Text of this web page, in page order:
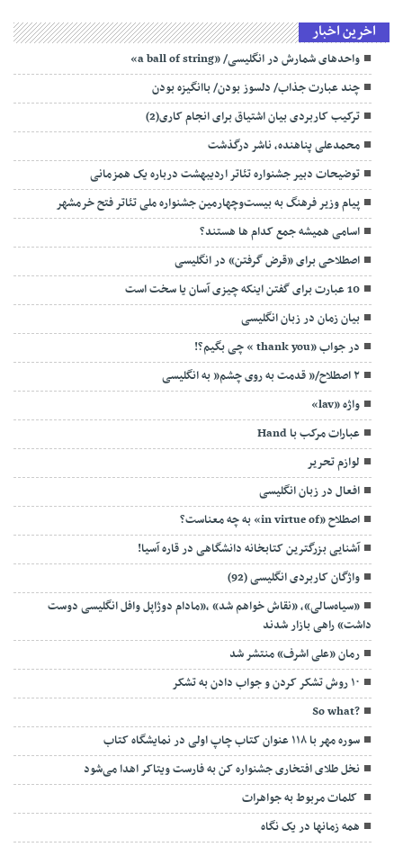
اخرین اخبار
واحدهای شمارش در انگلیسی/ «a ball of string»
چند عبارت جذاب/ دلسوز بودن/ باانگیزه بودن
ترکیب کاربردی بیان اشتیاق برای انجام کاری(2)
محمدعلی پناهنده، ناشر درگذشت
توضیحات دبیر جشنواره تئاتر اردیبهشت درباره یک همزمانی
پیام وزیر فرهنگ به بیست‌وچهارمین جشنواره ملی تئاتر فتح خرمشهر
اسامی همیشه جمع کدام ها هستند؟
اصطلاحی برای «قرض گرفتن» در انگلیسی
10 عبارت برای گفتن اینکه چیزی آسان یا سخت است
بیان زمان در زبان انگلیسی
در جواب «thank you » چی بگیم؟!
۲ اصطلاح/” قدمت به روی چشم” به انگلیسی
واژه «lav»
عبارات مرکب با Hand
لوازم تحریر
افعال در زبان انگلیسی
اصطلاح «in virtue of» به چه معناست؟
آشنایی بزرگترین کتابخانه دانشگاهی در قاره آسیا!
واژگان کاربردی انگلیسی (92)
«سیاه‌سالی»، «نقاش خواهم شد» ،«مادام دوژاپل وافل انگلیسی دوست
داشت» راهی بازار شدند
رمان «علی اشرف» منتشر شد
۱۰ روش تشکر کردن و جواب دادن به تشکر
?So what
سوره مهر با ۱۱۸ عنوان کتاب چاپ اولی در نمایشگاه کتاب
نخل طلای افتخاری جشنواره کن به فارست ویتاکر اهدا می‌شود
‍ کلمات مربوط به جواهرات
همه زمانها در یک نگاه